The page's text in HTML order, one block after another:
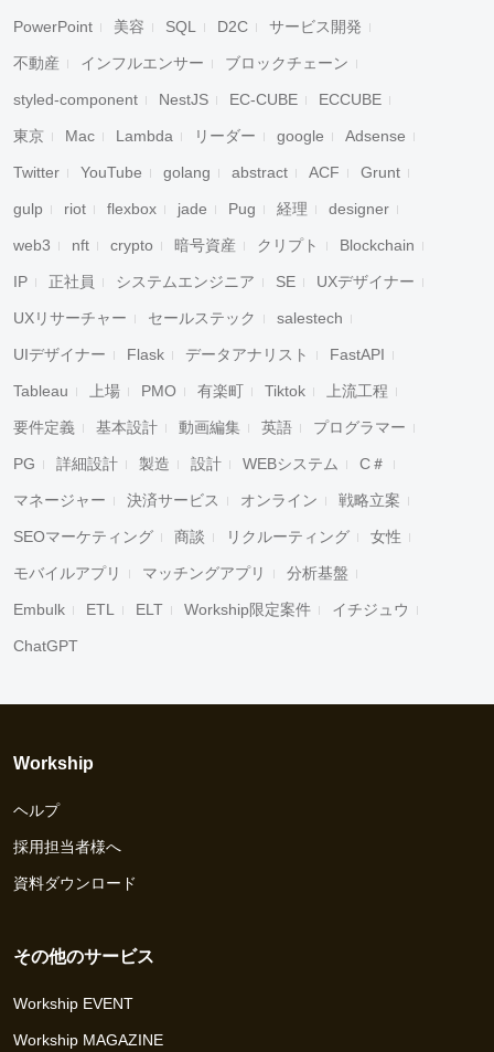
PowerPoint 美容 SQL D2C サービス開発
不動産 インフルエンサー ブロックチェーン
styled-component NestJS EC-CUBE ECCUBE
東京 Mac Lambda リーダー google Adsense
Twitter YouTube golang abstract ACF Grunt
gulp riot flexbox jade Pug 経理 designer
web3 nft crypto 暗号資産 クリプト Blockchain
IP 正社員 システムエンジニア SE UXデザイナー
UXリサーチャー セールステック salestech
UIデザイナー Flask データアナリスト FastAPI
Tableau 上場 PMO 有楽町 Tiktok 上流工程
要件定義 基本設計 動画編集 英語 プログラマー
PG 詳細設計 製造 設計 WEBシステム C＃
マネージャー 決済サービス オンライン 戦略立案
SEOマーケティング 商談 リクルーティング 女性
モバイルアプリ マッチングアプリ 分析基盤
Embulk ETL ELT Workship限定案件 イチジュウ
ChatGPT
Workship
ヘルプ
採用担当者様へ
資料ダウンロード
その他のサービス
Workship EVENT
Workship MAGAZINE